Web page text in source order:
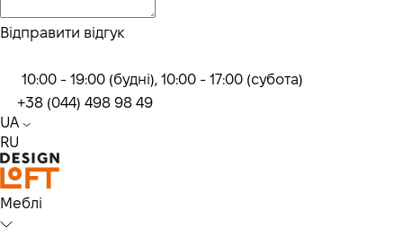
Відправити відгук
10:00 - 19:00 (будні), 10:00 - 17:00 (субота)
+38 (044) 498 98 49
UA
RU
Меблі